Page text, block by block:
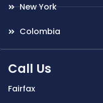
New York
Colombia
Call Us
Fairfax